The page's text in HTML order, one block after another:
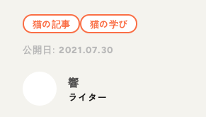
猫の記事
猫の学び
公開日:2021.07.30
響
ライター